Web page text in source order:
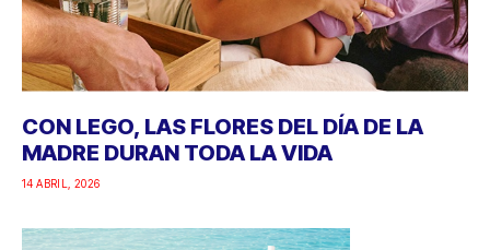
CON LEGO, LAS FLORES DEL DÍA DE LA
MADRE DURAN TODA LA VIDA
14 ABRIL, 2026